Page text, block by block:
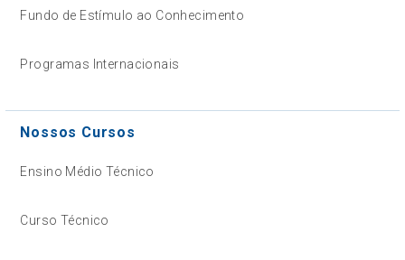
Fundo de Estímulo ao Conhecimento
Programas Internacionais
Nossos Cursos
Ensino Médio Técnico
Curso Técnico